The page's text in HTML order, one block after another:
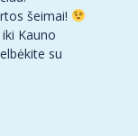
šeimai!
Kauno
su